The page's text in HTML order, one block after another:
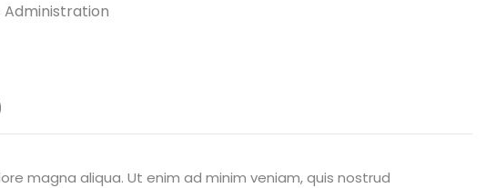
Administration
magna aliqua. Ut enim ad minim veniam, quis nostrud